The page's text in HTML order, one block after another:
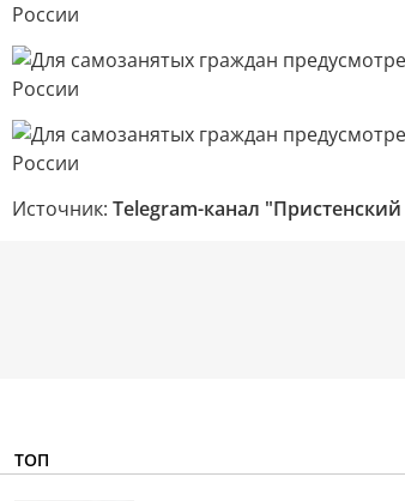
Источник: Telegram-канал
ТОП